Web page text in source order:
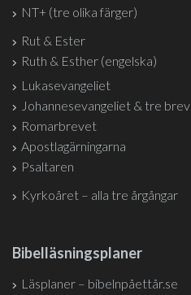
NT+ (tre olika färger)
Rut & Ester
Ruth & Esther (engelska)
Lukasevangeliet
Johannesevangeliet & tre brev
Romarbrevet
Apostlagärningarna
Psaltaren
Kyrkoåret – alla tre årgångar
Bibelläsningsplaner
Läsplaner – bibelnpåettår.se